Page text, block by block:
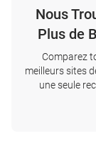
Nous
Plus de
Comparez
meilleurs sites
une seule